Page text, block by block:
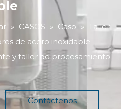
» CASOS » Caso » Taller
de acero inoxidable
y taller de procesamiento
Contáctenos